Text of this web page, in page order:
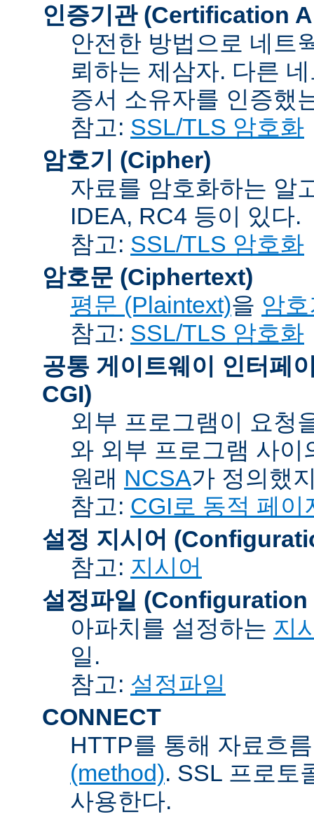
인증기관 (Certification
안전한 방법으로 네트
뢰하는 제삼자. 다른
증서 소유자를 인증했
참고: SSL/TLS 암호화
암호기 (Cipher)
자료를 암호화하는 알
IDEA, RC4 등이 있다.
참고: SSL/TLS 암호화
암호문 (Ciphertext)
평문 (Plaintext)을 암
참고: SSL/TLS 암호화
공통 게이트웨이 인터페
CGI)
외부 프로그램이 요청
와 외부 프로그램 사
원래 NCSA가 정의했
참고: CGI로 동적 페이
설정 지시어
참고: 지시어
설정파일 (Configuration
아파치를 설정하는 지
일.
참고: 설정파일
CONNECT
HTTP를 통해 자료흐
(method). SSL 프로토
사용한다.